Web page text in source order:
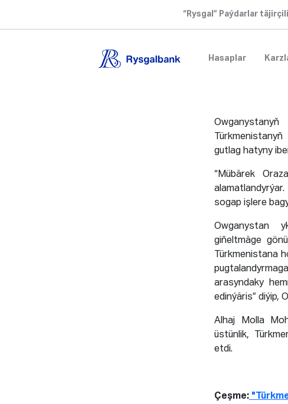
“Rysgal” Paýdarlar
Hasaplar
gutlag hatyny
“Mübärek
sogap işlere
Owganystan
giňeltmäge
Türkmenistana
arasyndaky
edinýäris” diýip,
Alhaj Molla
üstünlik,
etdi.
Çeşme: